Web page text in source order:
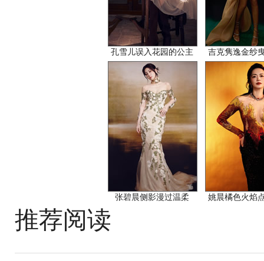
孔雪儿误入花园的公主 吉克隽逸金纱
张碧晨侧影漫过温柔 姚晨橘色火焰
推荐阅读